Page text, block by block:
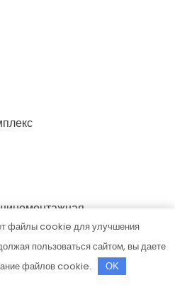
комплекс
файлы cookie для улучшения
пользоваться сайтом, вы даете
файлов cookie.
OK